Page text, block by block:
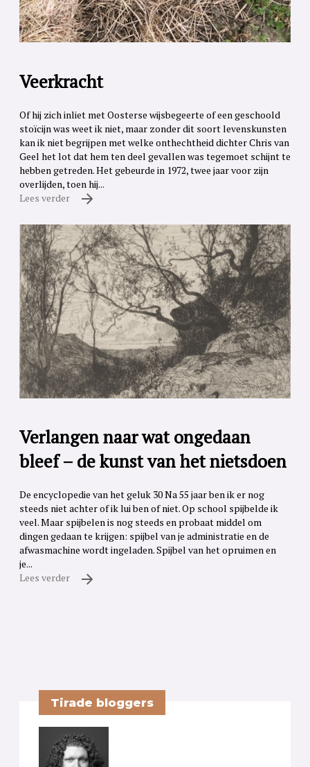
Veerkracht
Of hij zich inliet met Oosterse wijsbegeerte of een geschoold
stoïcijn was weet ik niet, maar zonder dit soort levenskunsten
kan ik niet begrijpen met welke onthechtheid dichter Chris van
Geel het lot dat hem ten deel gevallen was tegemoet schijnt te
hebben getreden. Het gebeurde in 1972, twee jaar voor zijn
overlijden, toen hij...
Lees verder
Verlangen naar wat ongedaan
bleef – de kunst van het nietsdoen
De encyclopedie van het geluk 30 Na 55 jaar ben ik er nog
steeds niet achter of ik lui ben of niet. Op school spijbelde ik
veel. Maar spijbelen is nog steeds en probaat middel om
dingen gedaan te krijgen: spijbel van je administratie en de
afwasmachine wordt ingeladen. Spijbel van het opruimen en
je...
Lees verder
Tirade bloggers